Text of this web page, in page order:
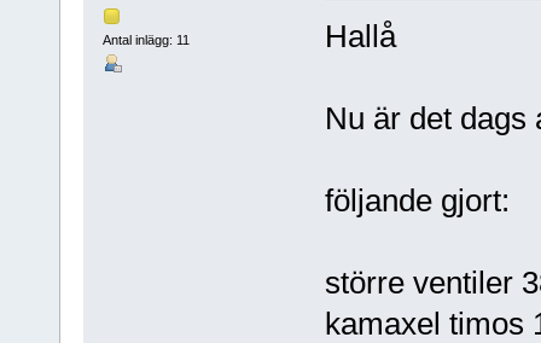
Antal inlägg: 11 Hallå
Nu är det dags
följande gjort:
större ventiler
kamaxel timos